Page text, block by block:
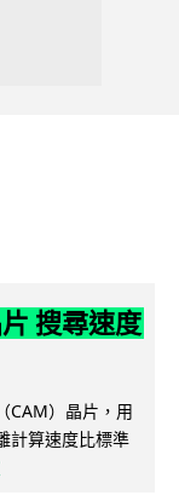
搜尋速度
CAM）晶片，用
計算速度比標準